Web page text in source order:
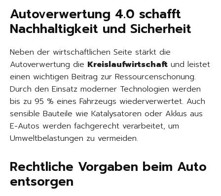
Autoverwertung 4.0 schafft
Nachhaltigkeit und Sicherheit
Neben der wirtschaftlichen Seite stärkt die
Autoverwertung die Kreislaufwirtschaft und leistet
einen wichtigen Beitrag zur Ressourcenschonung.
Durch den Einsatz moderner Technologien werden
bis zu 95 % eines Fahrzeugs wiederverwertet. Auch
sensible Bauteile wie Katalysatoren oder Akkus aus
E-Autos werden fachgerecht verarbeitet, um
Umweltbelastungen zu vermeiden.
Rechtliche Vorgaben beim Auto
entsorgen